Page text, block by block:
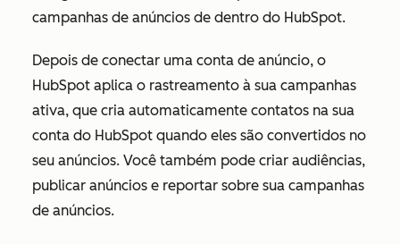
campanhas de anúncios de dentro do HubSpot.
Depois de conectar uma conta de anúncio, o
HubSpot aplica o rastreamento à sua campanhas
ativa, que cria automaticamente contatos na sua
conta do HubSpot quando eles são convertidos no
seu anúncios. Você também pode criar audiências,
publicar anúncios e reportar sobre sua campanhas
de anúncios.